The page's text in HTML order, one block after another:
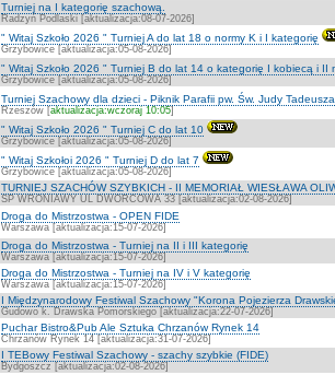
Turniej na I kategorię szachową.
Radzyń Podlaski [aktualizacja:08-07-2026]
" Witaj Szkoło 2026 " Turniej A do lat 18 o normy K i I kategorię
Grzybowice [aktualizacja:05-08-2026]
" Witaj Szkoło 2026 " Turniej B do lat 14 o kategorię I kobiecą i II
Grzybowice [aktualizacja:05-08-2026]
Turniej Szachowy dla dzieci - Piknik Parafii pw. Św. Judy
Rzeszów [aktualizacja:wczoraj 10:05]
" Witaj Szkoło 2026 " Turniej C do lat 10
Grzybowice [aktualizacja:05-08-2026]
" Witaj Szkołoi 2026 " Turniej D do lat 7
Grzybowice [aktualizacja:05-08-2026]
TURNIEJ SZACHÓW SZYBKICH - II MEMORIAŁ WIESŁAWA
SP WRONIAWY UL DWORCOWA 33 [aktualizacja:02-08-2026]
Droga do Mistrzostwa - OPEN FIDE
Warszawa [aktualizacja:15-07-2026]
Droga do Mistrzostwa - Turniej na II i III kategorię
Warszawa [aktualizacja:15-07-2026]
Droga do Mistrzostwa - Turniej na IV i V kategorię
Warszawa [aktualizacja:15-07-2026]
I Międzynarodowy Festiwal Szachowy "Korona Pojezierza
Gudowo k. Drawska Pomorskiego [aktualizacja:22-07-2026]
Puchar Bistro&Pub Ale Sztuka Chrzanów Rynek 14
Chrzanów Rynek 14 [aktualizacja:31-07-2026]
I TEBowy Festiwal Szachowy - szachy szybkie (FIDE)
Bydgoszcz [aktualizacja:02-08-2026]